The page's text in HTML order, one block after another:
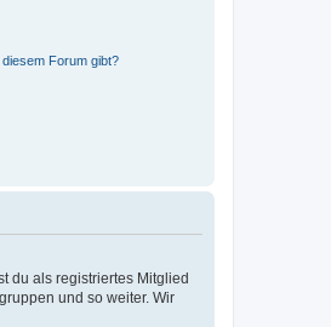
Forum gibt?
du als registriertes Mitglied
und so weiter. Wir